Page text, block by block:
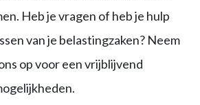
Heb je vragen of heb je hulp
van je belastingzaken? Neem
op voor een vrijblijvend